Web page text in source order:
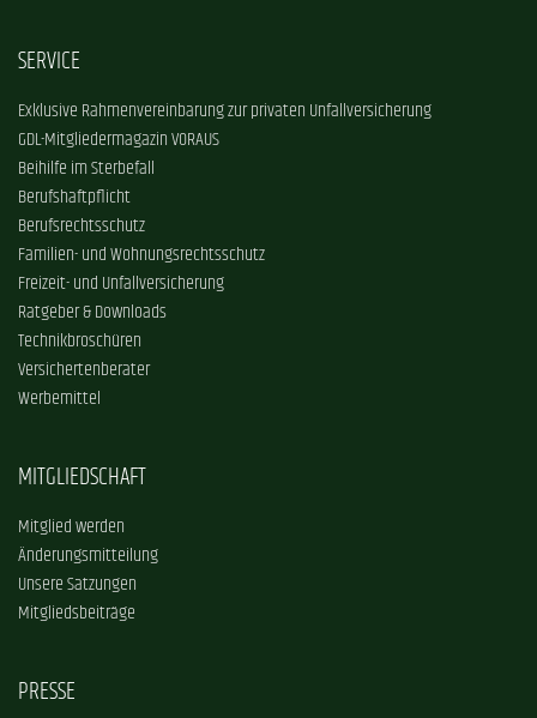
SERVICE
Exklusive Rahmenvereinbarung zur privaten Unfallversicherung
GDL-Mitgliedermagazin VORAUS
Beihilfe im Sterbefall
Berufshaftpflicht
Berufsrechtsschutz
Familien- und Wohnungsrechtsschutz
Freizeit- und Unfallversicherung
Ratgeber & Downloads
Technikbroschüren
Versichertenberater
Werbemittel
MITGLIEDSCHAFT
Mitglied werden
Änderungsmitteilung
Unsere Satzungen
Mitgliedsbeiträge
PRESSE